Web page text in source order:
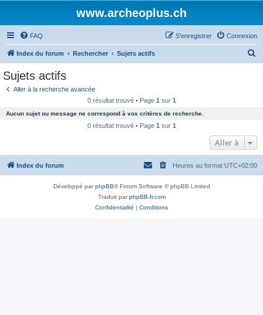
www.archeoplus.ch
FAQ Connexion
S’enregistrer
Index du forum Rechercher Sujets actifs
c
e
Sujets actifs
Aller à la recherche avancée
0 résultat trouvé • Page 1 sur 1
Aucun sujet ou message ne correspond à vos critères de recherche.
0 résultat trouvé • Page 1 sur 1
Aller à
Index du forum Heures au format UTC+02:00
Développé parphpBB® Forum Software © phpBB Limited
Traduit parphpBB-fr.com
Confidentialité | Conditions